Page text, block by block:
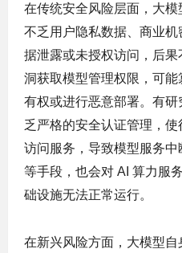
在传统安全风险层面，大
不乏用户隐私数据、商业
据泄露或未授权访问，后
洞获取模型管理权限，可
有权或进行恶意部署。有
乏严格的安全认证管理，
访问服务，导致模型服务
等手段，也会对 AI 算力服
础设施无法正常运行。
在新兴风险方面，大模型